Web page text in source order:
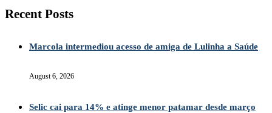
Recent Posts
Marcola intermediou acesso de amiga de Lulinha a Saúde
August 6, 2026
Selic cai para 14% e atinge menor patamar desde março